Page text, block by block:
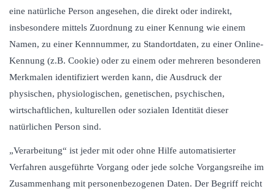
eine natürliche Person angesehen, die direkt oder indirekt,
insbesondere mittels Zuordnung zu einer Kennung wie einem
Namen, zu einer Kennnummer, zu Standortdaten, zu einer Online-
Kennung (z.B. Cookie) oder zu einem oder mehreren besonderen
Merkmalen identifiziert werden kann, die Ausdruck der
physischen, physiologischen, genetischen, psychischen,
wirtschaftlichen, kulturellen oder sozialen Identität dieser
natürlichen Person sind.
„Verarbeitung“ ist jeder mit oder ohne Hilfe automatisierter
Verfahren ausgeführte Vorgang oder jede solche Vorgangsreihe im
Zusammenhang mit personenbezogenen Daten. Der Begriff reicht